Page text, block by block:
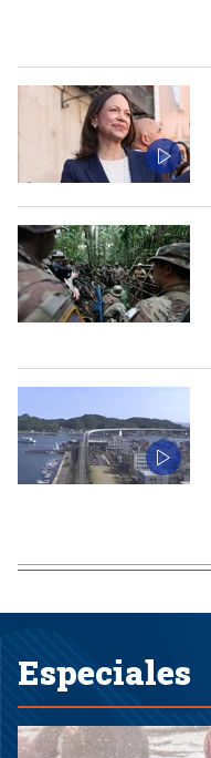
Especiales